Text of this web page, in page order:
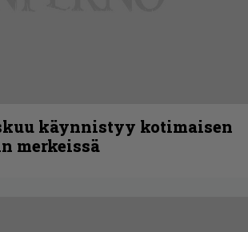
käynnistyy kotimaisen
merkeissä